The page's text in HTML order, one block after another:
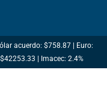
acuerdo: $758.87 | Euro:
| Imacec: 2.4%